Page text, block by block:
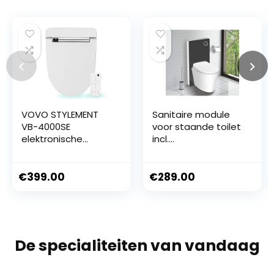
VOVO STYLEMENT
VB-4000SE
elektronische
warm, droog en
Korea, langwerpig –
wit
€399.00
Sanitaire module
voor staande toilet
incl.
glas)
€289.00
De specialiteiten van vandaag